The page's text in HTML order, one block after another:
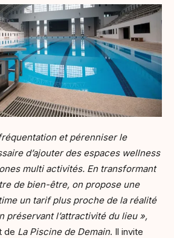
et pérenniser le
d’ajouter des espaces wellness
multi activités. En transformant
de bien-être, on propose une
un tarif plus proche de la réalité
préservant l’attractivité du lieu »,
de La Piscine de Demain. Il invite